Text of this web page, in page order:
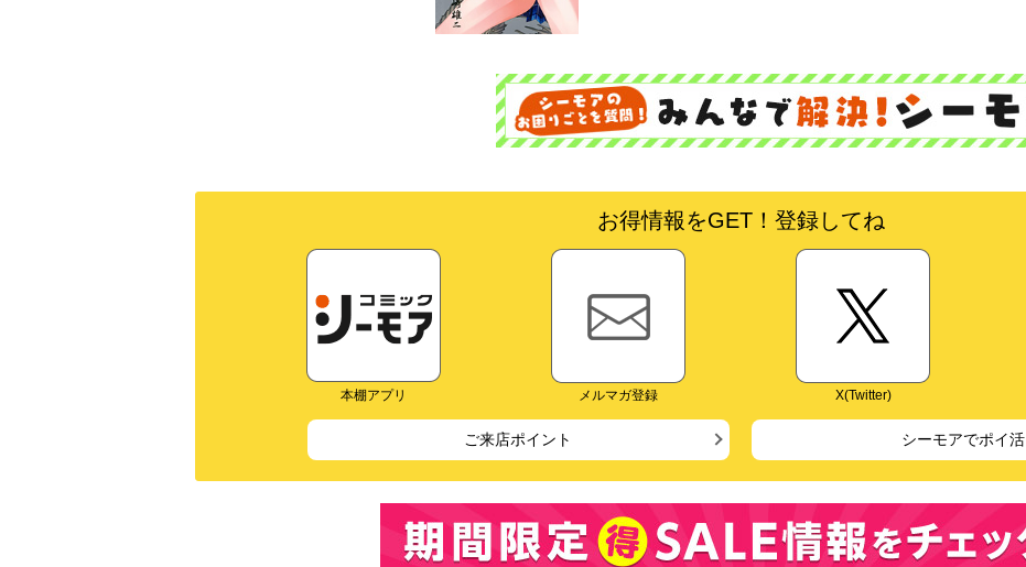
お得情報をGET！登録してね
本棚アプリ メルマガ登録 X(Twitter)
ご来店ポイント シーモアでポイ活